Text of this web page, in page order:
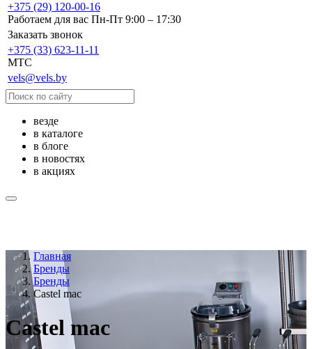
+375 (29) 120-00-16
Работаем для вас Пн-Пт 9:00 – 17:30
Заказать звонок
+375 (33) 623-11-11
MTC
vels@vels.by
везде
в каталоге
в блоге
в новостях
в акциях
Главная
Бренды
Бренды
Castel mac
Castel mac